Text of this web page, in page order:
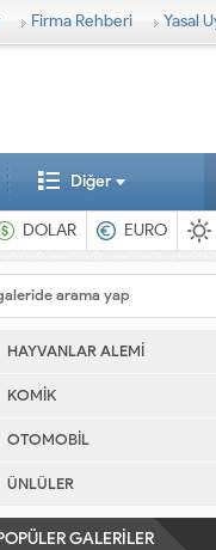
Firma Rehberi Yasal
Diğer
DOLAR EURO
HAYVANLAR ALEMI
KOMIK
OTOMOBIL
ÜNLÜLER
GALERİLER